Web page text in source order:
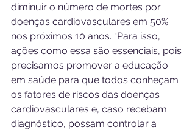
diminuir o número de mortes por
doenças cardiovasculares em 50%
nos próximos 10 anos. “Para isso,
ações como essa são essenciais, pois
precisamos promover a educação
em saúde para que todos conheçam
os fatores de riscos das doenças
cardiovasculares e, caso recebam
diagnóstico, possam controlar a